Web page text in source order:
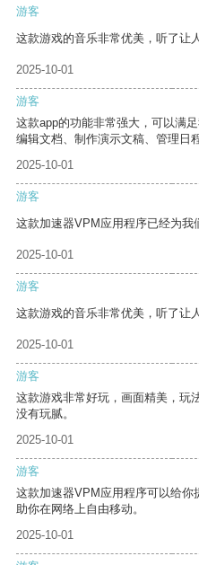
游客
这款游戏的音乐非常优美，听了让
2025-10-01
游客
这款app的功能非常强大，可以满
编辑文档、制作演示文稿、管理日
2025-10-01
游客
这款加速器VPM应用程序已经为我
2025-10-01
游客
这款游戏的音乐非常优美，听了让
2025-10-01
游客
这款游戏非常好玩，画面精美，玩
没有玩腻。
2025-10-01
游客
这款加速器VPM应用程序可以给
助你在网络上自由移动。
2025-10-01